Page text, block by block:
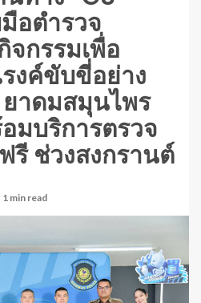
มือตำรวจ
จกรรมเพื่อ
งค์ขับขี่อย่าง
าดมสมุนไพร
มบริการตรวจ
รี ช่วงสงกรานต์
1 min read